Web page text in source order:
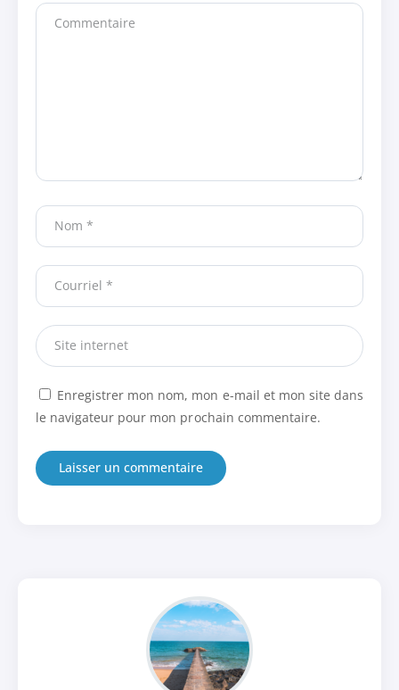
Enregistrer mon nom, mon e-mail et mon site dans
le navigateur pour mon prochain commentaire.